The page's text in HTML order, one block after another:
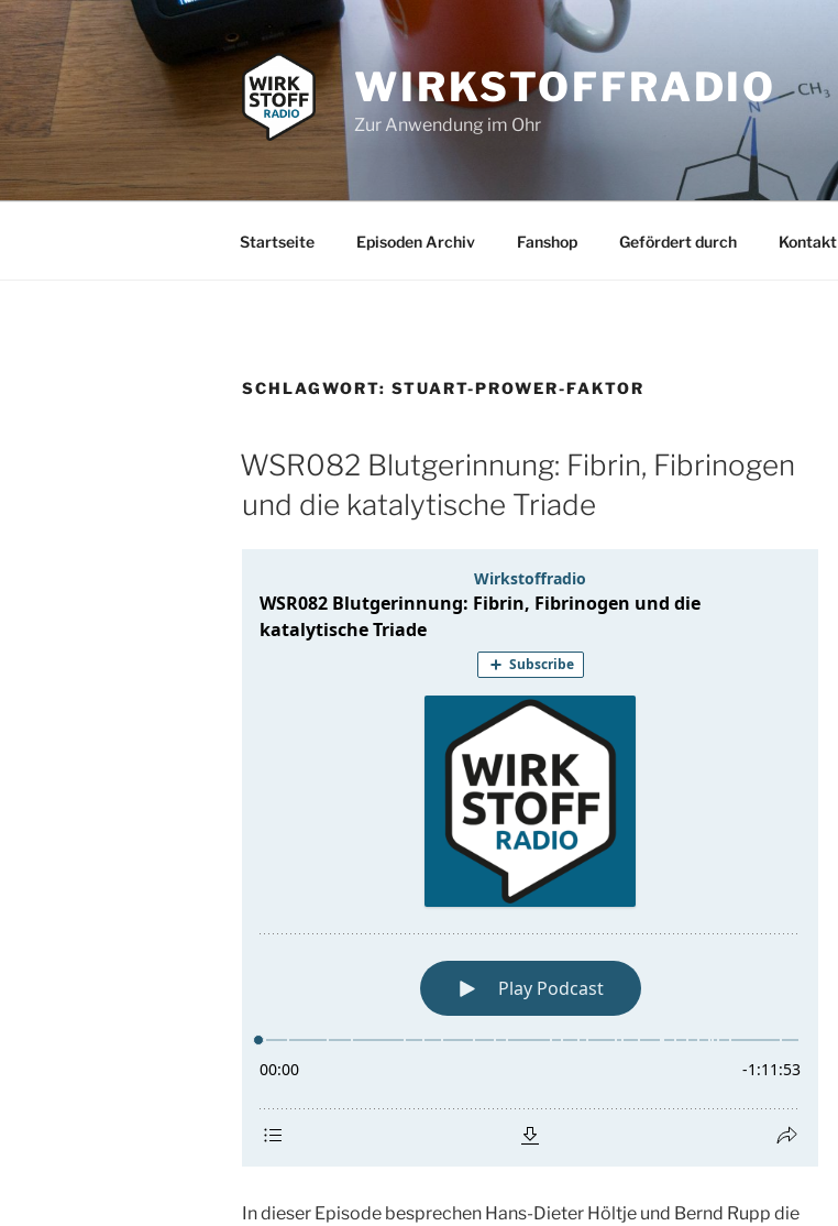
Zum
Inhalt
springen
WIRKSTOFFRADIO
Zur Anwendung im Ohr
Startseite Episoden Archiv Fanshop Gefördert durch Kontakt
SCHLAGWORT: STUART-PROWER-FAKTOR
WSR082 Blutgerinnung: Fibrin, Fibrinogen
und die katalytische Triade
In dieser Episode besprechen Hans-Dieter Höltje und Bernd Rupp die